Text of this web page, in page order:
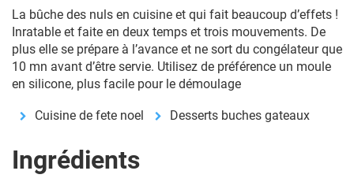
La bûche des nuls en cuisine et qui fait beaucoup d’effets !
Inratable et faite en deux temps et trois mouvements. De
plus elle se prépare à l’avance et ne sort du congélateur que
10 mn avant d’être servie. Utilisez de préférence un moule
en silicone, plus facile pour le démoulage
Cuisine de fete noel Desserts buches gateaux
Ingrédients